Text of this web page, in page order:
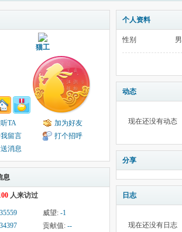
猫工
TA
加为好友
留言
打个招呼
消息
息
人来访过
35559 威望: -1
34397 贡献值: --
个人资料
性别 男
动态
现在还没有动态
分享
日志
现在还没有日志